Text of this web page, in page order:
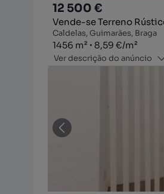
12 500 €
Vende-se Terreno
Caldelas, Guimarães, Braga
Zona
1456 m²
Preço por metro quadrado
8,59 €/m²
Ver descrição do anúncio